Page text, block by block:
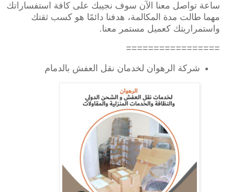
ساعة تواصل معنا الآن سوف نجيبك على كافة استفساراتك
مهما طالت مدة المكالمة، هدفنا دائمًا هو كسب ثقتك
واستمراريتك كعميل مستمر معنا.
=================
شركة الرهوان لخدمان نقل العفش بالدمام